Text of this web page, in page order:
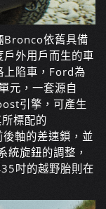
Bronco依舊具備
外用戶而生的車
上陷車，Ford為
元，一套源自
引擎，可產生
標配的
軸的差速鎖，並
統旋鈕的調整，
吋的越野胎則在